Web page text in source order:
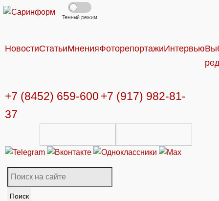
Темный режим
НовостиСтатьиМненияФоторепортажиИнтервью
+7 (8452) 659-600 +7 (917) 982-81-
37
Поиск